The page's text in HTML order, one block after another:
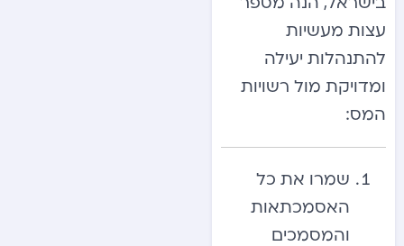
עצות מעשיות
להתנהלות יעילה
ומדויקת מול רשויות
המס:
שמרו את כל
האסמכתאות
והמסמכים